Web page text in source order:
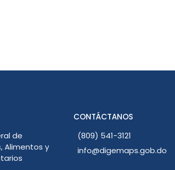
de
Alimentos y
CONTÁCTANOS
(809) 541-3121
info@digemaps.gob.do